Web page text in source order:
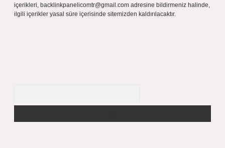
içerikleri, backlinkpanelicomtr@gmail.com adresine bildirmeniz halinde,
ilgili içerikler yasal süre içerisinde sitemizden kaldırılacaktır.